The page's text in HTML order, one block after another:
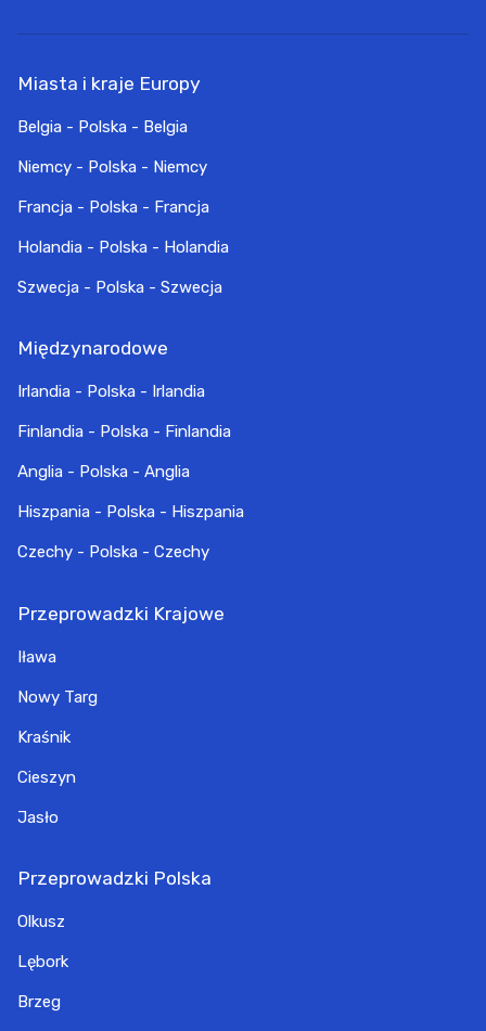
Miasta i kraje Europy
Belgia - Polska - Belgia
Niemcy - Polska - Niemcy
Francja - Polska - Francja
Holandia - Polska - Holandia
Szwecja - Polska - Szwecja
Międzynarodowe
Irlandia - Polska - Irlandia
Finlandia - Polska - Finlandia
Anglia - Polska - Anglia
Hiszpania - Polska - Hiszpania
Czechy - Polska - Czechy
Przeprowadzki Krajowe
Iława
Nowy Targ
Kraśnik
Cieszyn
Jasło
Przeprowadzki Polska
Olkusz
Lębork
Brzeg